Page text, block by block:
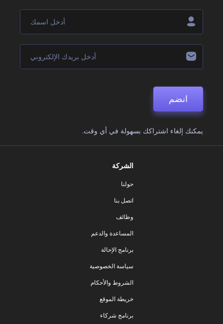
انضم
يمكنك إلغاء اشتراكك بسهولة في أي وقت.
الشركة
حولنا
اتصل بنا
وظائف
المساعدة والدعم
برنامج الإحالة
سياسة الخصوصية
الشروط والأحكام
خريطة الموقع
برنامج شركاء